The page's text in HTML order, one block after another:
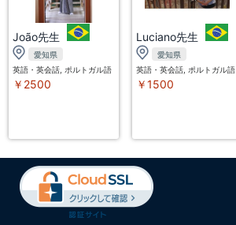
João先生
愛知県
英語・英会話, ポルトガル語
￥2500
Luciano先生
愛知県
英語・英会話, ポルトガル語
￥1500